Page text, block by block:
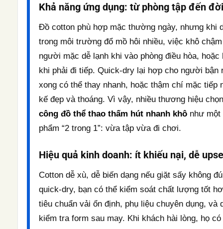
Khả năng ứng dụng: từ phòng tập đến
Đồ cotton phù hợp mặc thường ngày, nhưng khi
trong môi trường đổ mồ hôi nhiều, việc khô
người mặc dễ lạnh khi vào phòng điều hòa, hoặc
khi phải đi tiếp. Quick-dry lại hợp cho người bận
xong có thể thay nhanh, hoặc thậm chí mặc tiếp
kế đẹp và thoáng. Vì vậy, nhiều thương hiệu
công đồ thể thao thấm hút nhanh khô như một
phẩm “2 trong 1”: vừa tập vừa đi chơi.
Hiệu quả kinh doanh: ít khiếu nại, dễ
Cotton dễ xù, dễ biến dạng nếu giặt sấy không
quick-dry, bạn có thể kiểm soát chất lượng tốt
tiêu chuẩn vải ổn định, phụ liệu chuyên dụng, và
kiểm tra form sau may. Khi khách hài lòng, họ có